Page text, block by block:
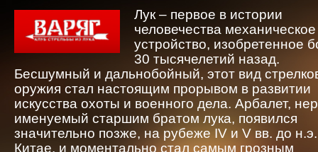
Лук – первое в истории
человечества механическое
устройство, изобретенное
30 тысячелетий назад.
Бесшумный и дальнобойный, этот вид
оружия стал настоящим прорывом в развитии
искусства охоты и военного дела. Арбалет,
именуемый старшим братом лука, появился
значительно позже, на рубеже IV и V вв. до
Китае, и моментально стал самым грозным